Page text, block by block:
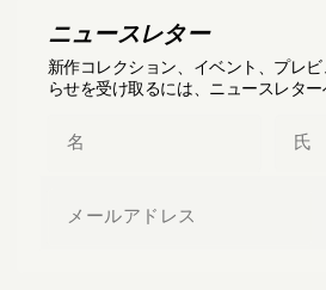
all cookies”, you agree to the storing
to enhance site navigation, analyze site
marketing efforts.
ニュースレター
新作コレクション、イベント、プレ
らせを受け取るには、ニュースレター